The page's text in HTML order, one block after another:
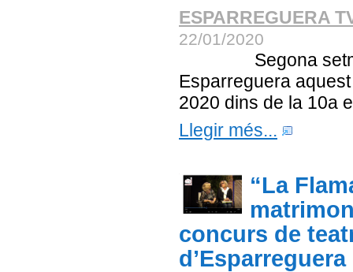
ESPARREGUERA
22/01/2020
Segona
Esparreguera
2020 dins de la 10a
Llegir més...
“La
concurs de
d’Esparreguera